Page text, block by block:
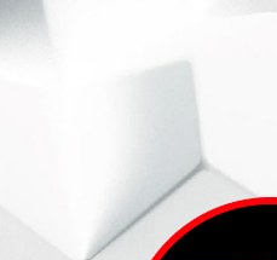
ВИННЫЙ СКЛАД